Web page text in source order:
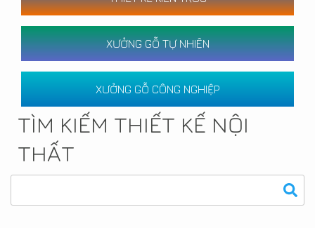
XƯỞNG GỖ TỰ NHIÊN
XƯỞNG GỖ CÔNG NGHIỆP
TÌM KIẾM THIẾT KẾ NỘI
THẤT